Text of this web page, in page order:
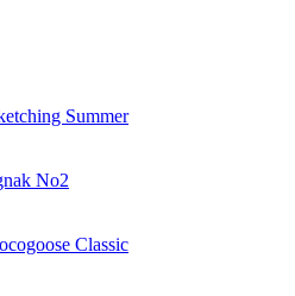
Summer
No2
Classic